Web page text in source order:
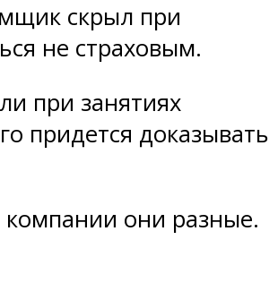
скрыл при
не страховым.
при занятиях
придется доказывать
компании они разные.